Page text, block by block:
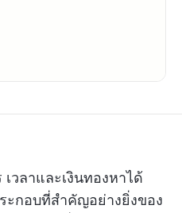
วลาและเงินทองหาได้
กอบที่สำคัญอย่างยิ่งของ